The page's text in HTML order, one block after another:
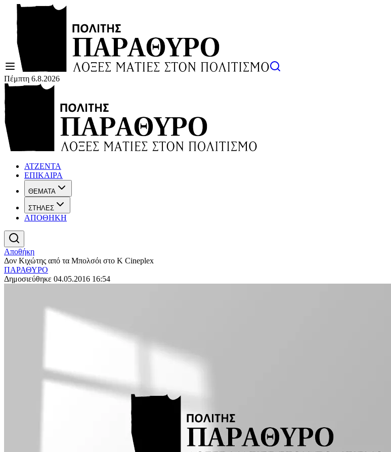
Πέμπτη 6.8.2026
ΑΤΖΕΝΤΑ
ΕΠΙΚΑΙΡΑ
ΘΕΜΑΤΑ
ΣΤΗΛΕΣ
ΑΠΟΘΗΚΗ
Αποθήκη
Δον Κιχώτης από τα Μπολσόι στο K Cineplex
ΠΑΡΑΘΥΡΟ
Δημοσιεύθηκε 04.05.2016 16:54